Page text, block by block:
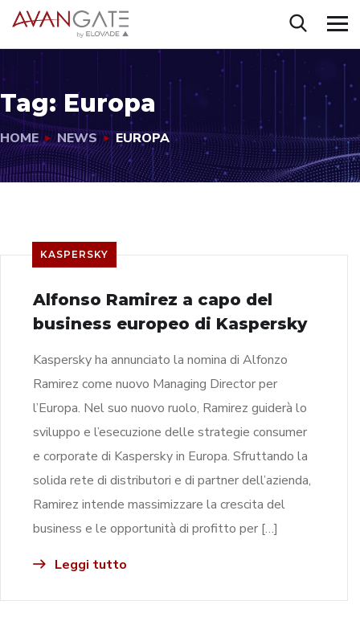
Tag: Europa
HOME NEWS EUROPA
KASPERSKY
Alfonso Ramirez a capo del
business europeo di Kaspersky
Kaspersky ha annunciato la nomina di Alfonzo
Ramirez come nuovo Managing Director per
l’Europa. Nel suo nuovo ruolo, Ramirez guiderà lo
sviluppo e l’esecuzione delle strategie consumer
e corporate di Kaspersky in Europa. Sfruttando la
solida rete di distributori e di partner dell’azienda,
Ramirez intende massimizzare la crescita del
business e le opportunità di profitto per […]
Leggi tutto